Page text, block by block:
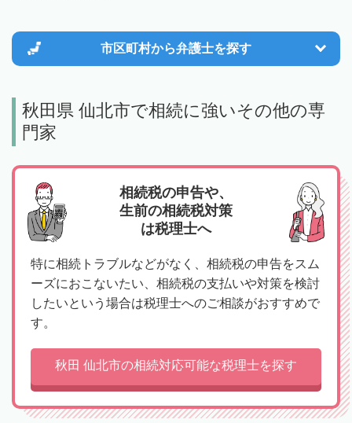
市区町村から弁護士を探す
秋田県 仙北市で相続に強いその他の専
門家
相続税の申告や、
生前の相続税対策
は税理士へ
特に相続トラブルなどがなく、相続税の申告をスム
ーズにおこないたい、相続税の支払いや対策を検討
したいという場合は税理士へのご相談がおすすめで
す。
秋田 仙北市の相続対応可能な税理士を探す